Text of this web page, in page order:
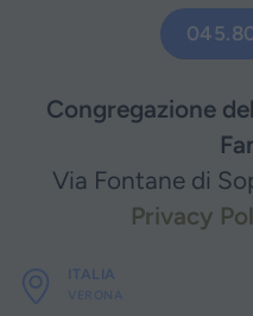
Congregazione
Via Fontane di
Privacy
ITALIA
VERONA